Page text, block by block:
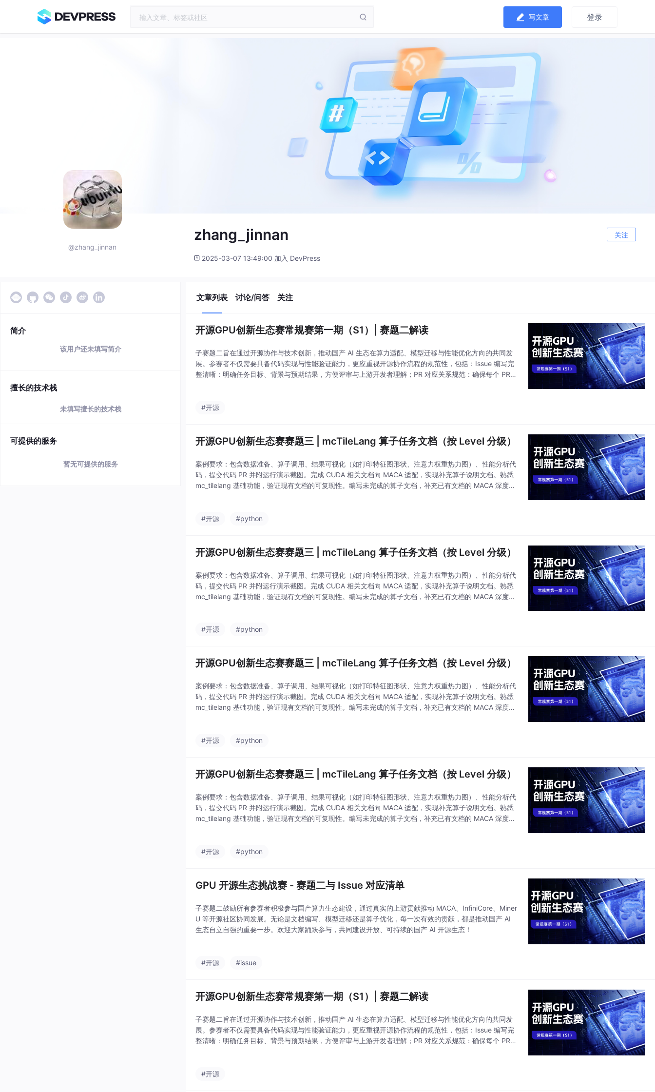
写文章 登录
@zhang_jinnan
zhang_jinnan 关注
2025-03-07 13:49:00 加入 DevPress
简介
该用户还未填写简介
擅长的技术栈
未填写擅长的技术栈
可提供的服务
暂无可提供的服务
文章列表 讨论/问答 关注
开源GPU创新生态赛常规赛第一期（S1）| 赛题二解读
子赛题二旨在通过开源协作与技术创新，推动国产 AI 生态在算力适配、模型迁移与性能优化方向的共同发
展。参赛者不仅需要具备代码实现与性能验证能力，更应重视开源协作流程的规范性，包括：Issue 编写完
整清晰：明确任务目标、背景与预期结果，方便评审与上游开发者理解；PR 对应关系规范：确保每个 PR
#开源
开源GPU创新生态赛赛题三 | mcTileLang 算子任务文档（按 Level 分级）
案例要求：包含数据准备、算子调用、结果可视化（如打印特征图形状、注意力权重热力图）、性能分析代
码，提交代码 PR 并附运行演示截图。完成 CUDA 相关文档向 MACA 适配，实现补充算子说明文档。熟悉
mc_tilelang 基础功能，验证现有文档的可复现性。编写未完成的算子文档，补充已有文档的 MACA 深度解
#开源 #python
开源GPU创新生态赛赛题三 | mcTileLang 算子任务文档（按 Level 分级）
案例要求：包含数据准备、算子调用、结果可视化（如打印特征图形状、注意力权重热力图）、性能分析代
码，提交代码 PR 并附运行演示截图。完成 CUDA 相关文档向 MACA 适配，实现补充算子说明文档。熟悉
mc_tilelang 基础功能，验证现有文档的可复现性。编写未完成的算子文档，补充已有文档的 MACA 深度解
#开源 #python
开源GPU创新生态赛赛题三 | mcTileLang 算子任务文档（按 Level 分级）
案例要求：包含数据准备、算子调用、结果可视化（如打印特征图形状、注意力权重热力图）、性能分析代
码，提交代码 PR 并附运行演示截图。完成 CUDA 相关文档向 MACA 适配，实现补充算子说明文档。熟悉
mc_tilelang 基础功能，验证现有文档的可复现性。编写未完成的算子文档，补充已有文档的 MACA 深度解
#开源 #python
开源GPU创新生态赛赛题三 | mcTileLang 算子任务文档（按 Level 分级）
案例要求：包含数据准备、算子调用、结果可视化（如打印特征图形状、注意力权重热力图）、性能分析代
码，提交代码 PR 并附运行演示截图。完成 CUDA 相关文档向 MACA 适配，实现补充算子说明文档。熟悉
mc_tilelang 基础功能，验证现有文档的可复现性。编写未完成的算子文档，补充已有文档的 MACA 深度解
#开源 #python
GPU 开源生态挑战赛 - 赛题二与 Issue 对应清单
子赛题二鼓励所有参赛者积极参与国产算力生态建设，通过真实的上游贡献推动 MACA、InfiniCore、Miner
U 等开源社区协同发展。无论是文档编写、模型迁移还是算子优化，每一次有效的贡献，都是推动国产 AI
生态自立自强的重要一步。欢迎大家踊跃参与，共同建设开放、可持续的国产 AI 开源生态！
#开源 #issue
开源GPU创新生态赛常规赛第一期（S1）| 赛题二解读
子赛题二旨在通过开源协作与技术创新，推动国产 AI 生态在算力适配、模型迁移与性能优化方向的共同发
展。参赛者不仅需要具备代码实现与性能验证能力，更应重视开源协作流程的规范性，包括：Issue 编写完
整清晰：明确任务目标、背景与预期结果，方便评审与上游开发者理解；PR 对应关系规范：确保每个 PR
#开源